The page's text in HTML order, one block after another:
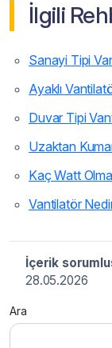
İlgili
Sanayi Tipi
Ayaklı
Duvar Tipi
Uzaktan
Kaç Watt
Vantilatör
İçerik
28.05.2026
Ara